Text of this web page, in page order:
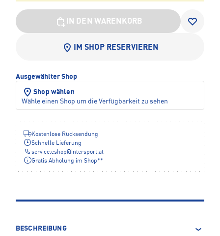
IN DEN WARENKORB
IM SHOP RESERVIEREN
Ausgewählter Shop
Shop wählen
Wähle einen Shop um die Verfügbarkeit zu sehen
Kostenlose Rücksendung
Schnelle Lieferung
service.eshop@intersport.at
Gratis Abholung im Shop**
BESCHREIBUNG